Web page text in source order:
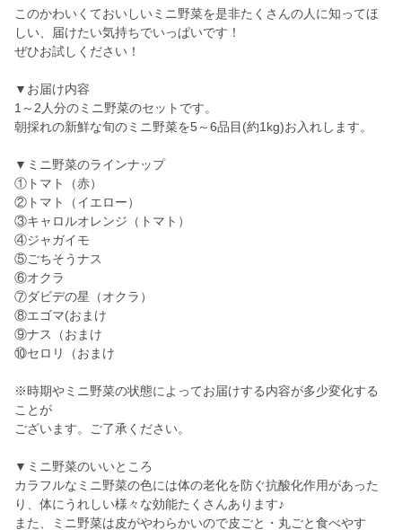
このかわいくておいしいミニ野菜を是非たくさんの人に知ってほ
しい、届けたい気持ちでいっぱいです！
ぜひお試しください！
▼お届け内容
1～2人分のミニ野菜のセットです。
朝採れの新鮮な旬のミニ野菜を5～6品目(約1kg)お入れします。
▼ミニ野菜のラインナップ
①トマト（赤）
②トマト（イエロー）
③キャロルオレンジ（トマト）
④ジャガイモ
⑤ごちそうナス
⑥オクラ
⑦ダビデの星（オクラ）
⑧エゴマ(おまけ
⑨ナス（おまけ
⑩セロリ（おまけ
※時期やミニ野菜の状態によってお届けする内容が多少変化する
ことが
ございます。ご了承ください。
▼ミニ野菜のいいところ
カラフルなミニ野菜の色には体の老化を防ぐ抗酸化作用があった
り、体にうれしい様々な効能たくさんあります♪
また、ミニ野菜は皮がやわらかいので皮ごと・丸ごと食べやす